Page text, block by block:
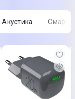
Акустика Смарт-